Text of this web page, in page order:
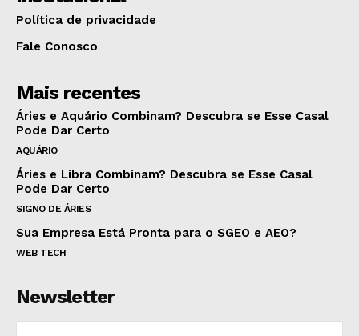
Política de privacidade
Fale Conosco
Mais recentes
Áries e Aquário Combinam? Descubra se Esse Casal
Pode Dar Certo
AQUÁRIO
Áries e Libra Combinam? Descubra se Esse Casal
Pode Dar Certo
SIGNO DE ÁRIES
Sua Empresa Está Pronta para o SGEO e AEO?
WEB TECH
Newsletter